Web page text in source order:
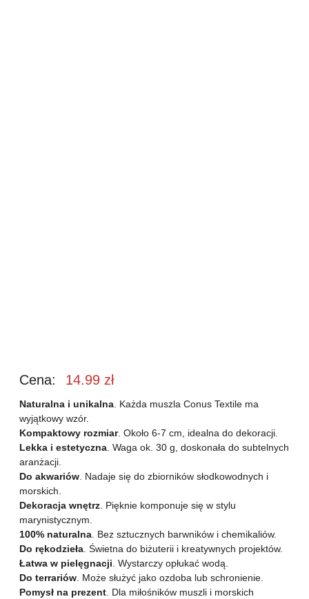
Cena: 14.99 zł
Naturalna i unikalna . Każda muszla Conus Textile ma
wyjątkowy wzór.
Kompaktowy rozmiar. Około 6-7 cm, idealna do dekoracji.
Lekka i estetyczna . Waga ok. 30 g, doskonała do subtelnych
aranżacji.
Do akwariów . Nadaje się do zbiorników słodkowodnych i
morskich.
Dekoracja wnętrz . Pięknie komponuje się w stylu
marynistycznym.
100% naturalna . Bez sztucznych barwników i chemikaliów.
Do rękodzieła . Świetna do biżuterii i kreatywnych projektów.
Łatwa w pielęgnacji . Wystarczy opłukać wodą.
Do terrariów . Może służyć jako ozdoba lub schronienie.
Pomysł na prezent . Dla miłośników muszli i morskich